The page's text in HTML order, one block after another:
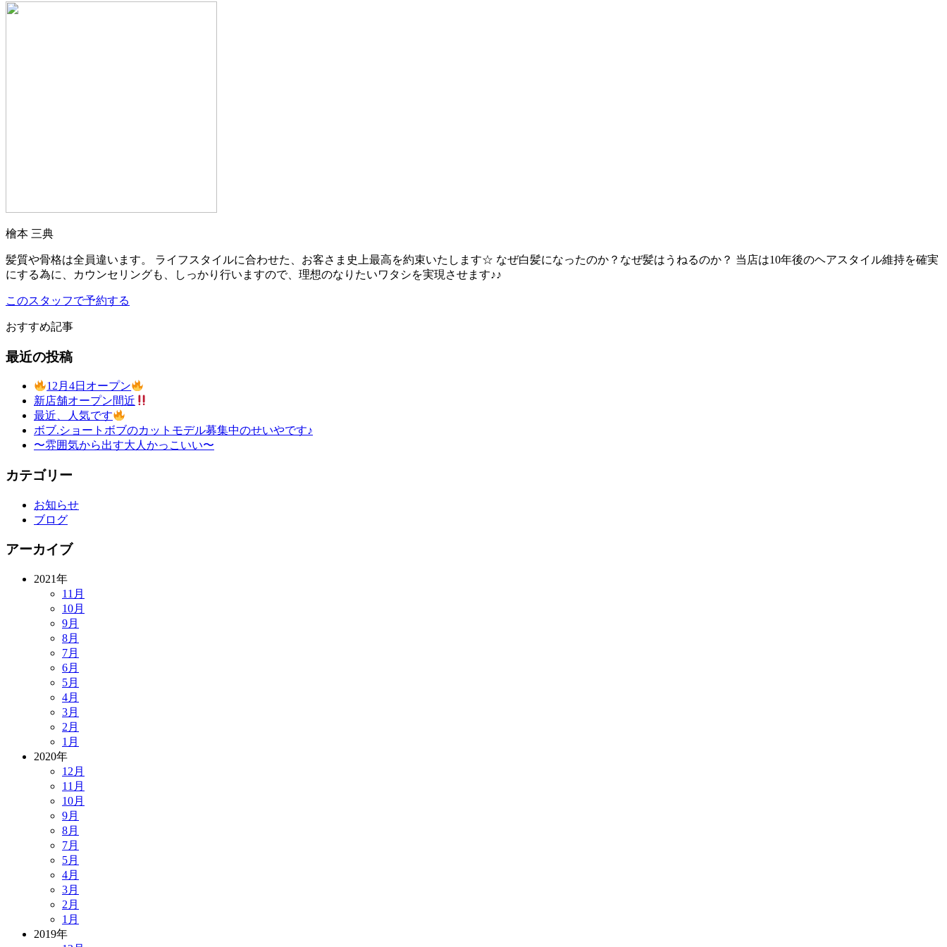
檜本 三典
髪質や骨格は全員違います。 ライフスタイルに合わせた、お客さま史上最高を約束いたします☆ なぜ白髪になったのか？なぜ髪はうねるのか？ 当店は10年後のヘアスタイル維持を確実
にする為に、カウンセリングも、しっかり行いますので、理想のなりたいワタシを実現させます♪♪
このスタッフで予約する
おすすめ記事
最近の投稿
12月4日オープン
新店舗オープン間近
最近、人気です
ボブ.ショートボブのカットモデル募集中のせいやです♪
〜雰囲気から出す大人かっこいい〜
カテゴリー
お知らせ
ブログ
アーカイブ
2021年
11月
10月
9月
8月
7月
6月
5月
4月
3月
2月
1月
2020年
12月
11月
10月
9月
8月
7月
5月
4月
3月
2月
1月
2019年